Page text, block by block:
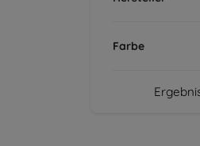
Farbe